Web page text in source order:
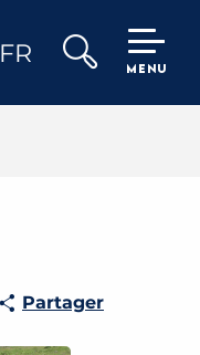
FR
MENU
Partager